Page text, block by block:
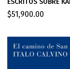
$51,900.00